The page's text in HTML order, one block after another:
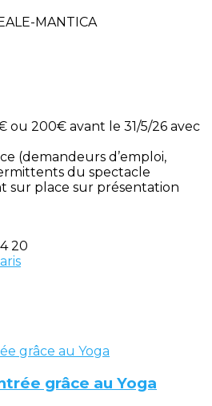
MANTICA
ou 200€ avant le 31/5/26 avec
(demandeurs d’emploi,
du spectacle
sur place sur présentation
20
grâce au Yoga